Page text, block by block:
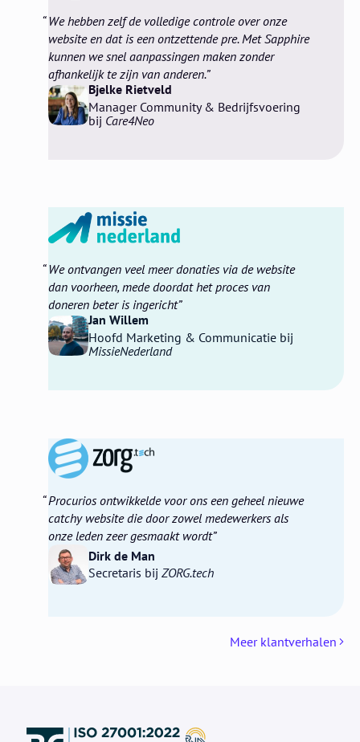
We hebben zelf de volledige controle over onze
website en dat is een ontzettende pre. Met Sapphire
kunnen we snel aanpassingen maken zonder
afhankelijk te zijn van anderen.
Bjelke Rietveld
Manager Community & Bedrijfsvoering
bij Care4Neo
We ontvangen veel meer donaties via de website
dan voorheen, mede doordat het proces van
doneren beter is ingericht
Jan Willem
Hoofd Marketing & Communicatie bij
MissieNederland
Procurios ontwikkelde voor ons een geheel nieuwe
catchy website die door zowel medewerkers als
onze leden zeer gesmaakt wordt
Dirk de Man
Secretaris bij ZORG.tech
Meer klantverhalen